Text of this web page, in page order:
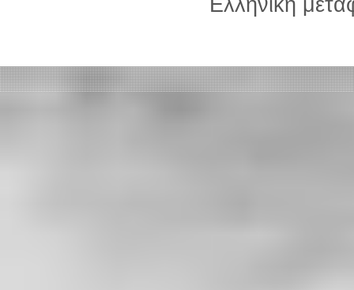
Ελληνική